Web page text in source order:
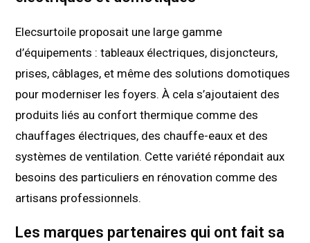
Elecsurtoile proposait une large gamme
d’équipements : tableaux électriques, disjoncteurs,
prises, câblages, et même des solutions domotiques
pour moderniser les foyers. À cela s’ajoutaient des
produits liés au confort thermique comme des
chauffages électriques, des chauffe-eaux et des
systèmes de ventilation. Cette variété répondait aux
besoins des particuliers en rénovation comme des
artisans professionnels.
Les marques partenaires qui ont fait sa